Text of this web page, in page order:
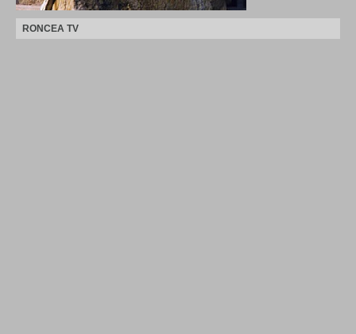
RONCEA TV